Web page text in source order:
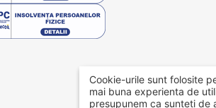
Cookie-urile sunt folosite
mai buna experienta de
presupunem ca sunteti de